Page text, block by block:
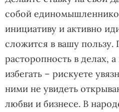
собой
инициативу и активно
сложится в вашу пользу.
расторопность в делах,
избегать – рискуете
ними не увидеть
любви и бизнесе. В